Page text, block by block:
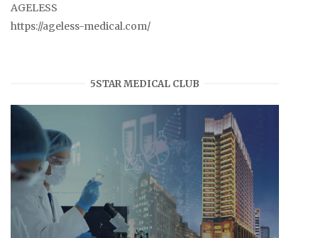
AGELESS
https://ageless-medical.com/
5STAR MEDICAL CLUB